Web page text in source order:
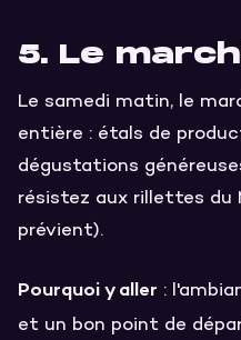
5. Le
Le samedi matin, le
entière : étals de
dégustations
résistez aux rillettes du
prévient).
Pourquoi y aller :
et un bon point de